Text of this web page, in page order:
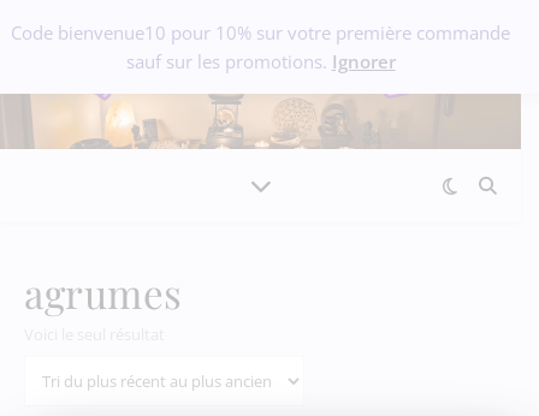
Code bienvenue10 pour 10% sur votre première commande
sauf sur les promotions. Ignorer
agrumes
Voici le seul résultat